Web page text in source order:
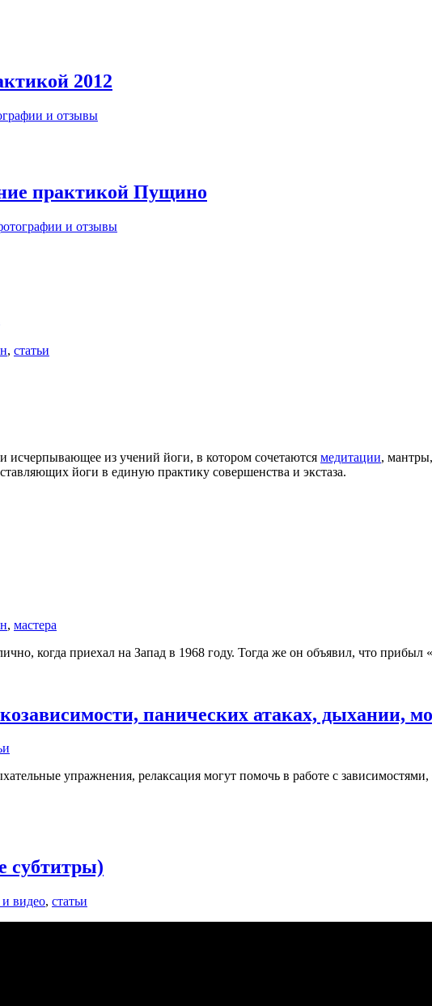
2012
и отзывы
практикой Пущино
и отзывы
, статьи
и исчерпывающее из учений йоги, в котором сочетаются медитации,
йоги в единую практику совершенства и экстаза.
, мастера
когда приехал на Запад в 1968 году. Тогда же он объявил, что прибыл
панических атаках, дыхании,
упражнения, релаксация могут помочь в работе с
субтитры)
видео, статьи